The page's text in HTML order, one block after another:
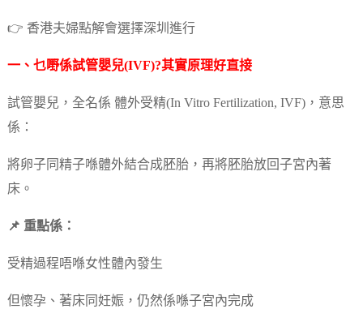
👉 香港夫婦點解會選擇深圳進行
一、乜嘢係試管嬰兒(IVF)?其實原理好直接
試管嬰兒，全名係 體外受精(In Vitro Fertilization, IVF)，意思
係：
將卵子同精子喺體外結合成胚胎，再將胚胎放回子宮內著
床。
📌 重點係：
受精過程唔喺女性體內發生
但懷孕、著床同妊娠，仍然係喺子宮內完成